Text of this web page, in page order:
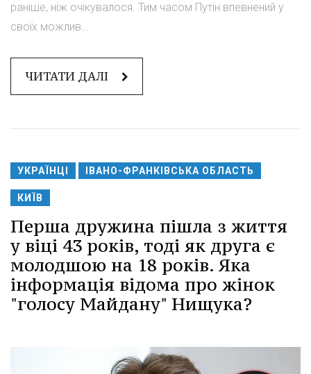
раніше, ніж очікувалося. Тим часом Путін впевнений у
своїх можлив...
ЧИТАТИ ДАЛІ
УКРАЇНЦІ ІВАНО-ФРАНКІВСЬКА ОБЛАСТЬ
КИЇВ
Перша дружина пішла з життя
у віці 43 років, тоді як друга є
молодшою на 18 років. Яка
інформація відома про жінок
"голосу Майдану" Нищука?